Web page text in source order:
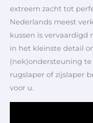
extreem zacht tot
Nederlands meest
kussen is
in het kleinste detail
(nek)ondersteuning
rugslaper of zijslaper
voor u.